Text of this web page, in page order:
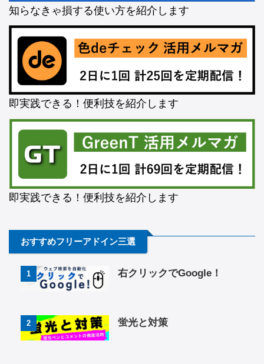
知らなきゃ損する使い方を紹介します
即実践できる！便利技を紹介します
即実践できる！便利技を紹介します
おすすめフリーアドイン三選
1 右クリックでGoogle！
2 蛍光と対策